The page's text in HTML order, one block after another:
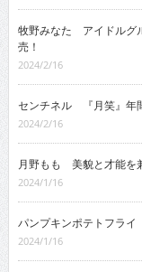
牧野みなた アイドルグ
売！
2024/2/16
センチネル 『月笑』年
2024/2/16
月野もも 美貌と才能を
2024/1/16
パンプキンポテトフラ
2024/1/16